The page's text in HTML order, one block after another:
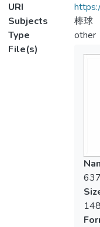
URI
Subjects
棒球
Type
other
File(s)